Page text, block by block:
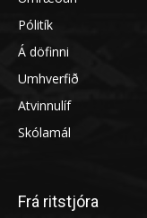
Pólitík
Á döfinni
Umhverfið
Atvinnulíf
Skólamál
Frá ritstjóra